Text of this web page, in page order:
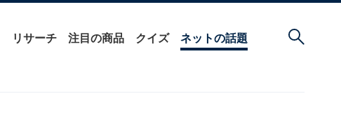
リサーチ 注目の商品 クイズ ネットの話題